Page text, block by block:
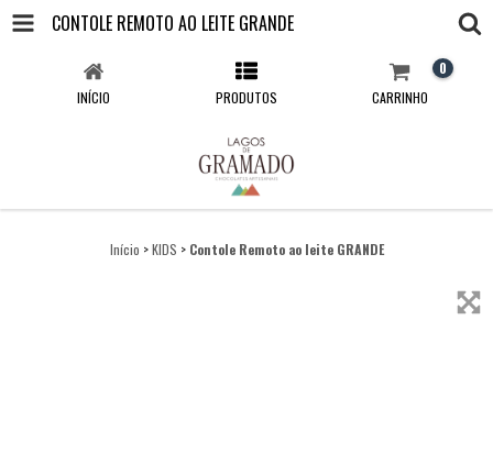
CONTOLE REMOTO AO LEITE GRANDE
INÍCIO PRODUTOS CARRINHO
0
Início > KIDS > Contole Remoto ao leite GRANDE